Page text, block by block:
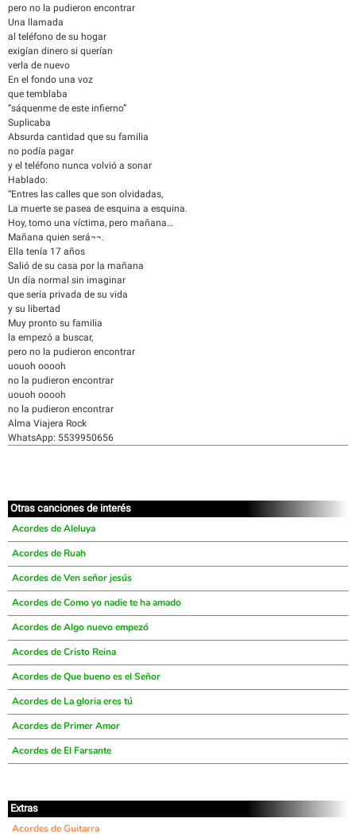
pero no la pudieron encontrar
Una llamada
al teléfono de su hogar
exigían dinero si querían
verla de nuevo
En el fondo una voz
que temblaba
“sáquenme de este infierno”
Suplicaba
Absurda cantidad que su familia
no podía pagar
y el teléfono nunca volvió a sonar
Hablado:
“Entres las calles que son olvidadas,
La muerte se pasea de esquina a esquina.
Hoy, tomo una víctima, pero mañana…
Mañana quien será¬¬.
Ella tenía 17 años
Salió de su casa por la mañana
Un día normal sin imaginar
que sería privada de su vida
y su libertad
Muy pronto su familia
la empezó a buscar,
pero no la pudieron encontrar
uouoh ooooh
no la pudieron encontrar
uouoh ooooh
no la pudieron encontrar
Alma Viajera Rock
WhatsApp: 5539950656
Otras canciones de interés
Acordes de Aleluya
Acordes de Ruah
Acordes de Ven señor jesús
Acordes de Como yo nadie te ha amado
Acordes de Algo nuevo empezó
Acordes de Cristo Reina
Acordes de Que bueno es el Señor
Acordes de La gloria eres tú
Acordes de Primer Amor
Acordes de El Farsante
Extras
Acordes de Guitarra